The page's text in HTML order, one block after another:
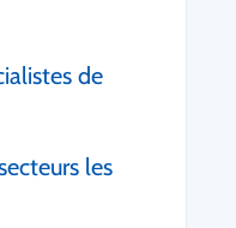
de
les